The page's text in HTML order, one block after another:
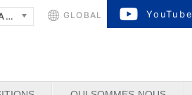
GLOBAL
FRANÇAIS YouTube